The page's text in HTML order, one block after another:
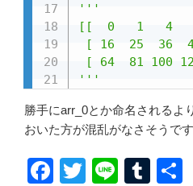
'''
[[  0   1   4
[ 16  25  36
[ 64  81 100
'''
勝手にarr_0とか命名されるよ
おいた方が混乱がなさそうです
F
T
Li
T